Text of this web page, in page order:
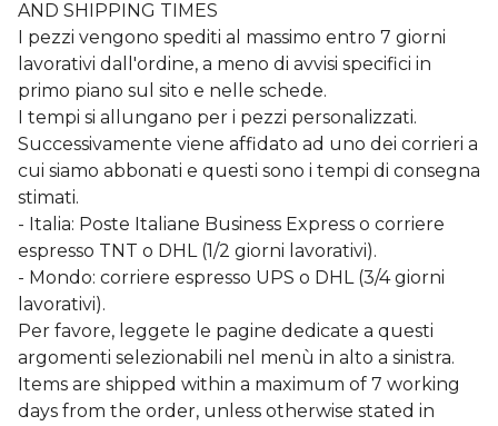
AND SHIPPING TIMES
I pezzi vengono spediti al massimo entro 7 giorni
lavorativi dall'ordine, a meno di avvisi specifici in
primo piano sul sito e nelle schede.
I tempi si allungano per i pezzi personalizzati.
Successivamente viene affidato ad uno dei corrieri a
cui siamo abbonati e questi sono i tempi di consegna
stimati.
- Italia: Poste Italiane Business Express o corriere
espresso TNT o DHL (1/2 giorni lavorativi).
- Mondo: corriere espresso UPS o DHL (3/4 giorni
lavorativi).
Per favore, leggete le pagine dedicate a questi
argomenti selezionabili nel menù in alto a sinistra.
Items are shipped within a maximum of 7 working
days from the order, unless otherwise stated in